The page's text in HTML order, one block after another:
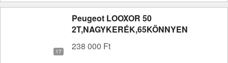
Peugeot LOOXOR 50
2T,NAGYKERÉK,65KÖNNYEN
238 000 Ft